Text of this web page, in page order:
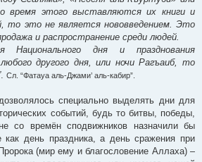
время этого выставляются их книги и
то это не является нововведением. Это
и распространение среди людей.
дня и празднования
другого дня, или ночи Рагъаиб, то
. Сл. “Фатауа аль-Джами’ аль-кабир”.
специально выделять дни для
событий, будь то битвы, победы,
со времён сподвижников назначили бы
день праздника, а день сражения при
(мир ему и благословение Аллаха) –